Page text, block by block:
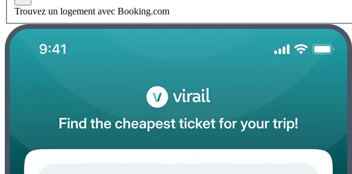
Trouvez un logement avec Booking.com